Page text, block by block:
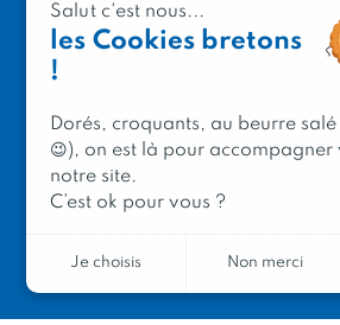
2 avenue de
29200 Brest
Mentions légales
Contacter Produit en
Salut c'est nous...
les Cookies bretons
!
Dorés, croquants, au beurre
😉), on est là pour accompagner
notre site.
C’est ok pour vous ?
Je choisis Non merci